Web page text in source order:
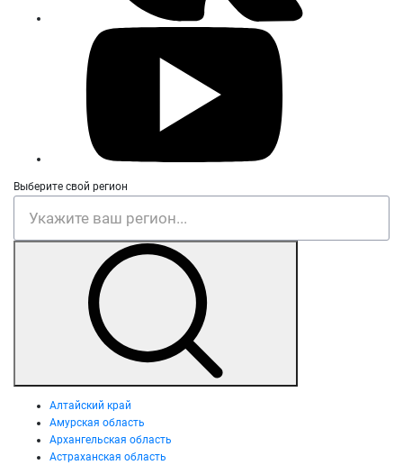
Выберите свой регион
Алтайский край
Амурская область
Архангельская область
Астраханская область